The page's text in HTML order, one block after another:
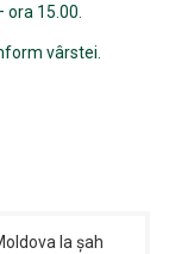
ora 15.00.
vârstei.
la șah